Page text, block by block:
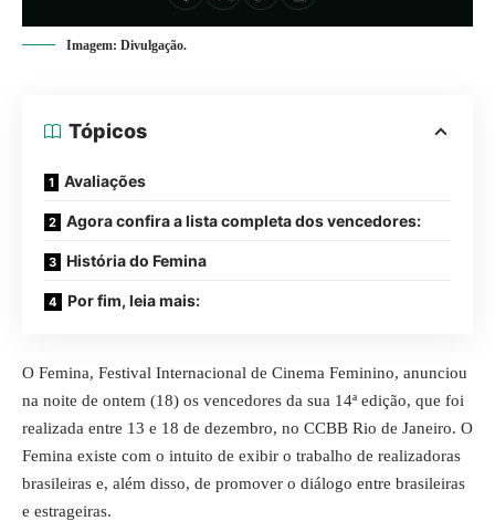
Imagem: Divulgação.
Tópicos
Avaliações
Agora confira a lista completa dos vencedores:
História do Femina
Por fim, leia mais:
O Femina, Festival Internacional de Cinema Feminino, anunciou
na noite de ontem (18) os vencedores da sua 14ª edição, que foi
realizada entre 13 e 18 de dezembro, no CCBB Rio de Janeiro. O
Femina existe com o intuito de exibir o trabalho de realizadoras
brasileiras e, além disso, de promover o diálogo entre brasileiras
e estrageiras.